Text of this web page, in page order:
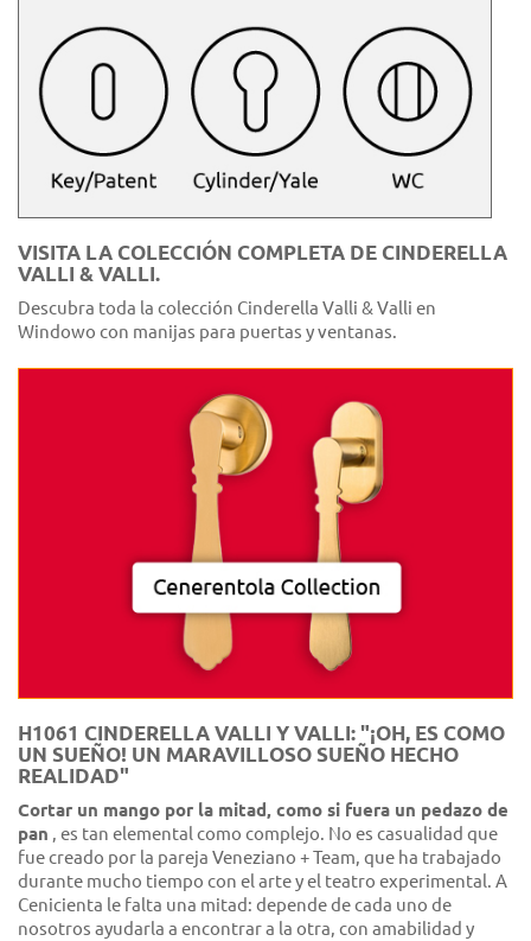
VISITA LA COLECCIÓN COMPLETA DE CINDERELLA
VALLI & VALLI.
Descubra toda la colección Cinderella Valli & Valli en
Windowo con manijas para puertas y ventanas.
H1061 CINDERELLA VALLI Y VALLI: "¡OH, ES COMO
UN SUEÑO! UN MARAVILLOSO SUEÑO HECHO
REALIDAD"
Cortar un mango por la mitad, como si fuera un pedazo de
pan , es tan elemental como complejo. No es casualidad que
fue creado por la pareja Veneziano + Team, que ha trabajado
durante mucho tiempo con el arte y el teatro experimental. A
Cenicienta le falta una mitad: depende de cada uno de
nosotros ayudarla a encontrar a la otra, con amabilidad y